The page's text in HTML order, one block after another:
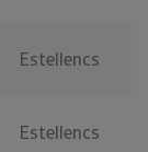
Estellencs
Estellencs